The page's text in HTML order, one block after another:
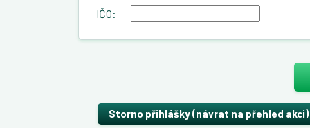
IČO:
Storno přihlášky (návrat na přehled akci)